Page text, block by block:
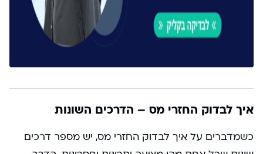
איך לבדוק החזרי מס – הדרכים השונות
כשמדברים על איך לבדוק החזרי מס, יש מספר דרכים